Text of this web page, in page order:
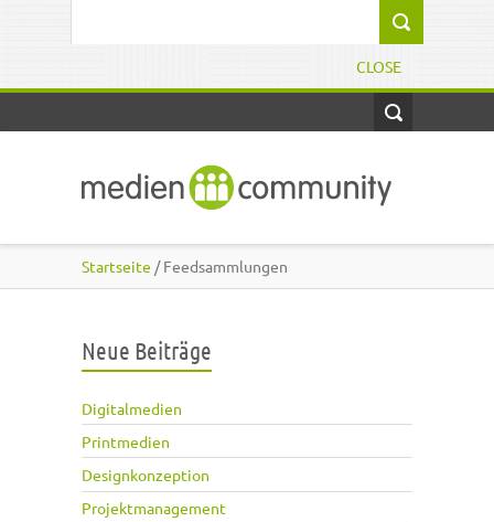
CLOSE
Startseite / Feedsammlungen
Neue Beiträge
Digitalmedien
Printmedien
Designkonzeption
Projektmanagement